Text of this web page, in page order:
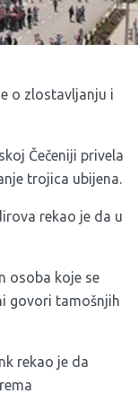
o zlostavljanju i
Čečeniji privela
trojica ubijena.
rekao je da u
osoba koje se
govori tamošnjih
rekao je da